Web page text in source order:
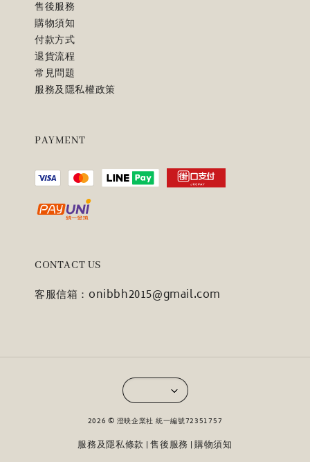
售後服務
購物須知
付款方式
退貨流程
常見問題
服務及隱私權政策
PAYMENT
CONTACT US
客服信箱：onibbh2015@gmail.com
2026 © 澄映企業社 統一編號72351757
服務及隱私條款 |售後服務 |購物須知